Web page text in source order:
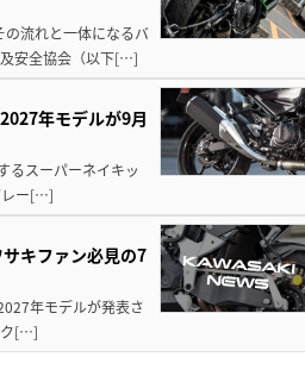
流れと一体になるバ
安全協会（以下[…]
年モデルが9月
るスーパーネイキッ
レー[…]
キファン必見の7
年モデルが発表さ
ク[…]